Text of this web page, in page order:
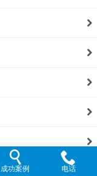
成功案例 电话